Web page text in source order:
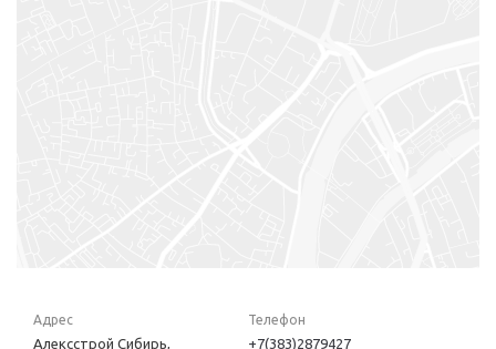
Адрес
Алексстрой Сибирь,
Телефон
+7(383)2879427